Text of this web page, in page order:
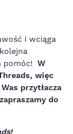
i wciąga
pomóc! W
więc
przytłacza
do